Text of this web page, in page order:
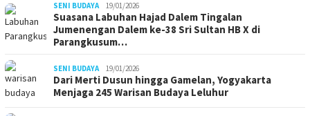
SENI BUDAYA 19/01/2026
Suasana Labuhan Hajad Dalem Tingalan
Jumenengan Dalem ke-38 Sri Sultan HB X di
Parangkusum…
SENI BUDAYA 19/01/2026
Dari Merti Dusun hingga Gamelan, Yogyakarta
Menjaga 245 Warisan Budaya Leluhur